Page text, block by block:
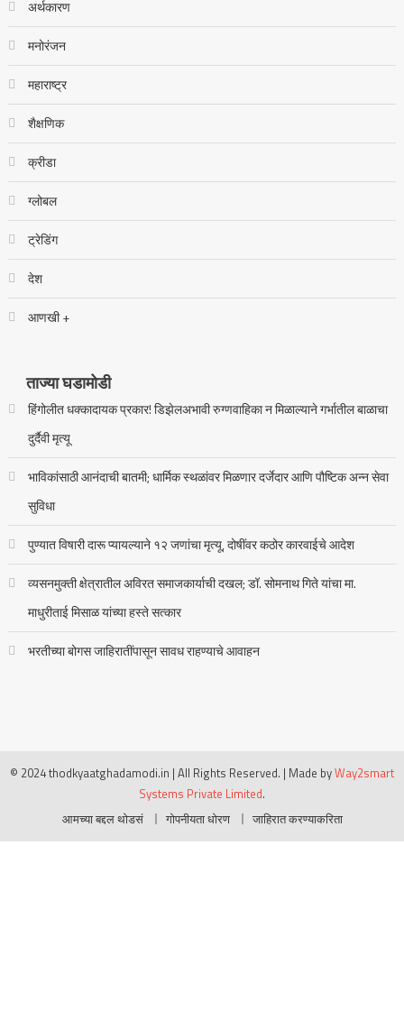
अर्थकारण
मनोरंजन
महाराष्ट्र
शैक्षणिक
क्रीडा
ग्लोबल
ट्रेडिंग
देश
आणखी +
ताज्या घडामोडी
हिंगोलीत धक्कादायक प्रकार! डिझेलअभावी रुग्णवाहिका न मिळाल्याने गर्भातील बाळाचा
दुर्दैवी मृत्यू
भाविकांसाठी आनंदाची बातमी; धार्मिक स्थळांवर मिळणार दर्जेदार आणि पौष्टिक अन्न सेवा
सुविधा
पुण्यात विषारी दारू प्यायल्याने १२ जणांचा मृत्यू, दोषींवर कठोर कारवाईचे आदेश
व्यसनमुक्ती क्षेत्रातील अविरत समाजकार्याची दखल; डॉ. सोमनाथ गिते यांचा मा.
माधुरीताई मिसाळ यांच्या हस्ते सत्कार
भरतीच्या बोगस जाहिरातींपासून सावध राहण्याचे आवाहन
© 2024 thodkyaatghadamodi.in | All Rights Reserved. | Made byWay2smart
Systems Private Limited.
आमच्या बद्दल थोडसं
गोपनीयता धोरण जाहिरात करण्याकरिता